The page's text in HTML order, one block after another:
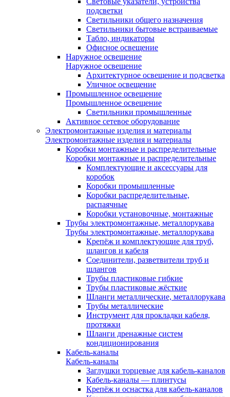
подсветки
Светильники общего назначения
Светильники бытовые встраиваемые
Табло, индикаторы
Офисное освещение
Наружное освещение
Наружное освещение
Архитектурное освещение и подсветка
Уличное освещение
Промышленное освещение
Промышленное освещение
Светильники промышленные
Активное сетевое оборудование
Электромонтажные изделия и материалы
Электромонтажные изделия и материалы
Коробки монтажные и распределительные
Коробки монтажные и распределительные
Комплектующие и аксессуары для
коробок
Коробки промышленные
Коробки распределительные,
распаячные
Коробки установочные, монтажные
Трубы электромонтажные, металлорукава
Трубы электромонтажные, металлорукава
Крепёж и комплектующие для труб,
шлангов и кабеля
Соединители, разветвители труб и
шлангов
Трубы пластиковые гибкие
Трубы пластиковые жёсткие
Шланги металлические, металлорукава
Трубы металлические
Инструмент для прокладки кабеля,
протяжки
Шланги дренажные систем
кондиционирования
Кабель-каналы
Кабель-каналы
Заглушки торцевые для кабель-каналов
Кабель-каналы — плинтусы
Крепёж и оснастка для кабель-каналов